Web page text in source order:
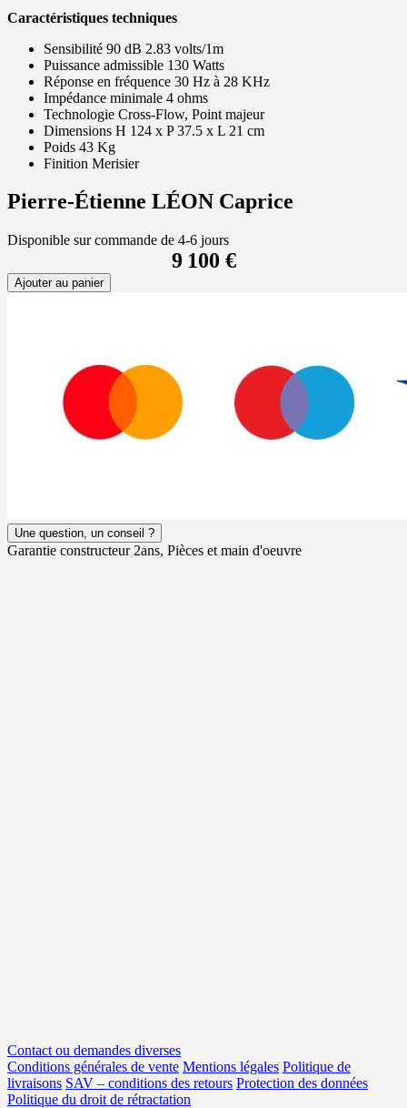
Caractéristiques techniques
Sensibilité 90 dB 2.83 volts/1m
Puissance admissible 130 Watts
Réponse en fréquence 30 Hz à 28 KHz
Impédance minimale 4 ohms
Technologie Cross-Flow, Point majeur
Dimensions H 124 x P 37.5 x L 21 cm
Poids 43 Kg
Finition Merisier
Pierre-Étienne LÉON Caprice
Disponible sur commande de 4-6 jours
9 100 €
Ajouter au panier
Une question, un conseil ?
Garantie constructeur 2ans, Pièces et main d'oeuvre
Contact ou demandes diverses
Conditions générales de vente Mentions légales Politique de
livraisons SAV – conditions des retours Protection des données
Politique du droit de rétractation